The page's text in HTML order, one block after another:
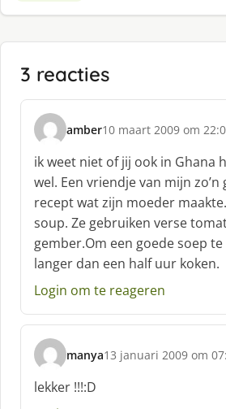
3 reacties
amber
s
c
h
r
e
e
f
:
10 maart 2009 om
ik weet niet of jij ook in Ghana
wel. Een vriendje van mijn zo’n
recept wat zijn moeder
soup. Ze gebruiken verse
gember.Om een goede soep
langer dan een half uur koken.
Login om te reageren
manya
s
c
h
13 januari 2009 om
lekker !!!:D